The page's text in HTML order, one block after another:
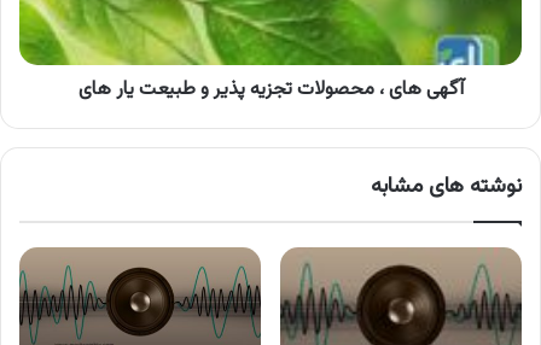
طبیعت
یار
آگهی های ، محصولات تجزیه پذیر و طبیعت یار های
نوشته های مشابه